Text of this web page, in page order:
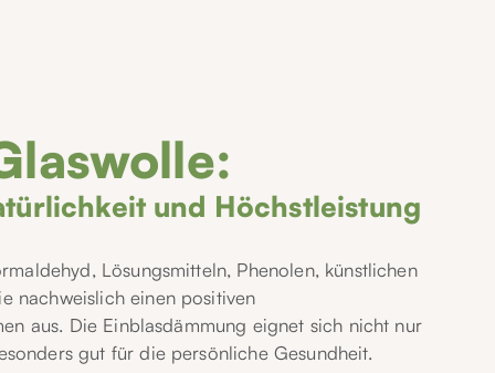
und Höchstleistung
Lösungsmitteln, Phenolen, künstlichen
nachweislich einen positiven
aus. Die Einblasdämmung eignet sich nicht nur
gut für die persönliche Gesundheit.